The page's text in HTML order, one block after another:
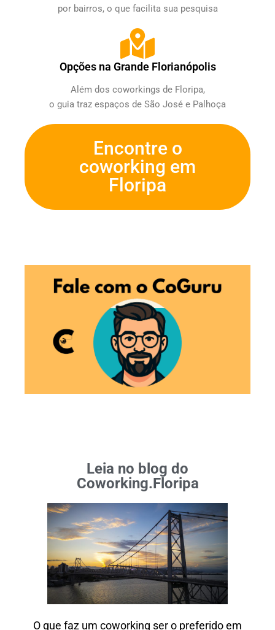
por bairros, o que facilita sua pesquisa
Opções na Grande Florianópolis
Além dos coworkings de Floripa,
o guia traz espaços de São José e Palhoça
Encontre o
coworking em
Floripa
Leia no blog do
Coworking.Floripa
O que faz um coworking ser o preferido em